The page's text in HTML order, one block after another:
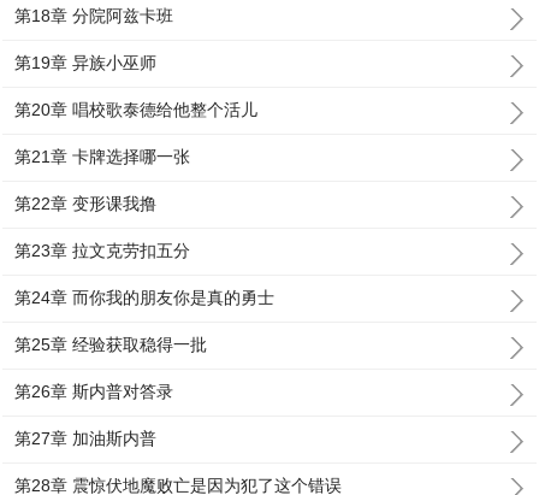
第18章 分院阿兹卡班
第19章 异族小巫师
第20章 唱校歌泰德给他整个活儿
第21章 卡牌选择哪一张
第22章 变形课我撸
第23章 拉文克劳扣五分
第24章 而你我的朋友你是真的勇士
第25章 经验获取稳得一批
第26章 斯内普对答录
第27章 加油斯内普
第28章 震惊伏地魔败亡是因为犯了这个错误